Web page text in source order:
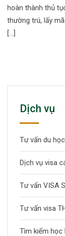
hoàn thành thủ
thường trú, lấy
[…]
Dịch vụ
Tư vấn du
Dịch vụ visa
Tư vấn VISA
Tư vấn visa
Tìm kiếm học